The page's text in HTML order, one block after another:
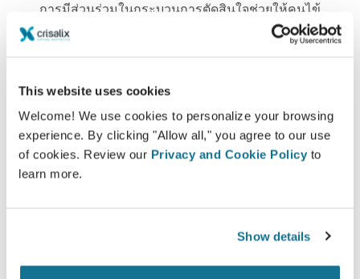
This website uses cookies
Welcome! We use cookies to personalize your browsing
experience. By clicking "Allow all," you agree to our use
of cookies. Review our Privacy and Cookie Policy to
learn more.
Show details
การมีส่วนร่วมในกระบวนการตัดสินใจช่วยให้คนไข้
ความพอใจ
100% ของผู้หญิง พอใจและพึงพอใจอย่างมาก หลังจาก
ได้ดูแบบจำลอง Crisalix 3D ก่อนล่วงหน้า*
*Online survey จากคนไข้ที่ได้ทำการเสริมหน้าอกจริง ระหว่าง